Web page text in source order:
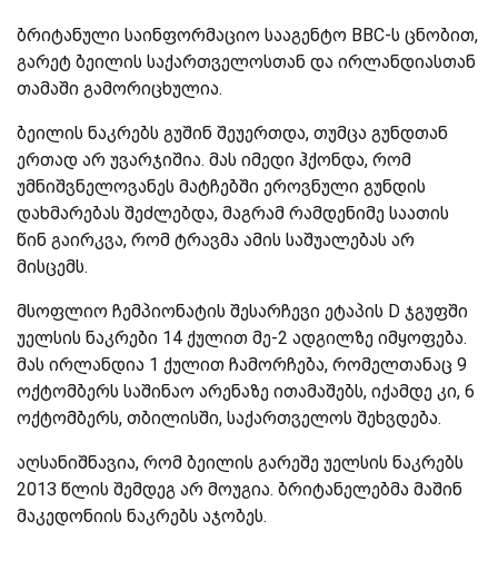
ბრიტანული საინფორმაციო სააგენტო BBC-ს ცნობით,
გარეტ ბეილის საქართველოსთან და ირლანდიასთან
თამაში გამორიცხულია.
ბეილის ნაკრებს გუშინ შეუერთდა, თუმცა გუნდთან
ერთად არ უვარჯიშია. მას იმედი ჰქონდა, რომ
უმნიშვნელოვანეს მატჩებში ეროვნული გუნდის
დახმარებას შეძლებდა, მაგრამ რამდენიმე საათის
წინ გაირკვა, რომ ტრავმა ამის საშუალებას არ
მისცემს.
მსოფლიო ჩემპიონატის შესარჩევი ეტაპის D ჯგუფში
უელსის ნაკრები 14 ქულით მე-2 ადგილზე იმყოფება.
მას ირლანდია 1 ქულით ჩამორჩება, რომელთანაც 9
ოქტომბერს საშინაო არენაზე ითამაშებს, იქამდე კი, 6
ოქტომბერს, თბილისში, საქართველოს შეხვდება.
აღსანიშნავია, რომ ბეილის გარეშე უელსის ნაკრებს
2013 წლის შემდეგ არ მოუგია. ბრიტანელებმა მაშინ
მაკედონიის ნაკრებს აჯობეს.